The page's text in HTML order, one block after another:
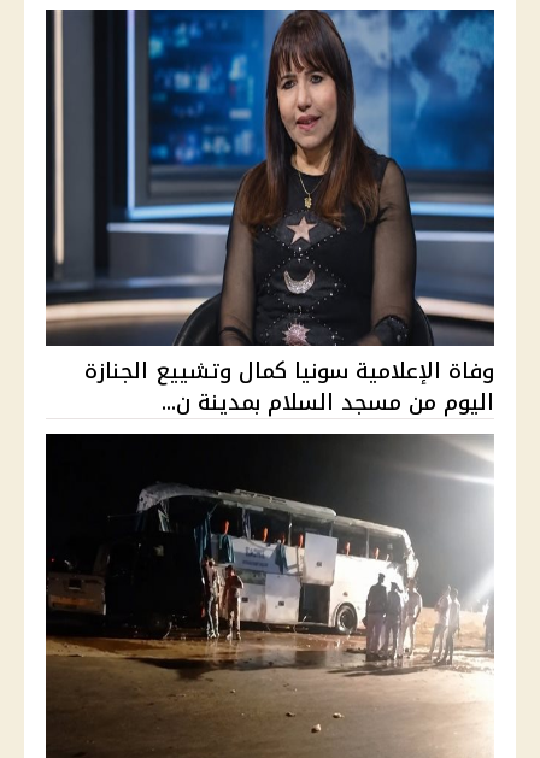
وفاة الإعلامية سونيا كمال وتشييع الجنازة
اليوم من مسجد السلام بمدينة ن...